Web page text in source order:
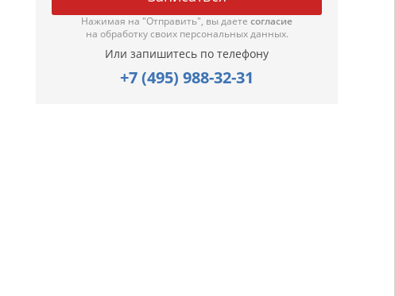
Нажимая на "Отправить", вы даете согласие
на обработку своих персональных данных.
Или запишитесь по телефону
+7 (495) 988-32-31